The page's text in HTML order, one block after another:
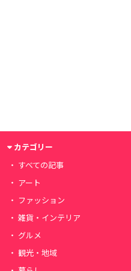
カテゴリー
すべての記事
アート
ファッション
雑貨・インテリア
グルメ
観光・地域